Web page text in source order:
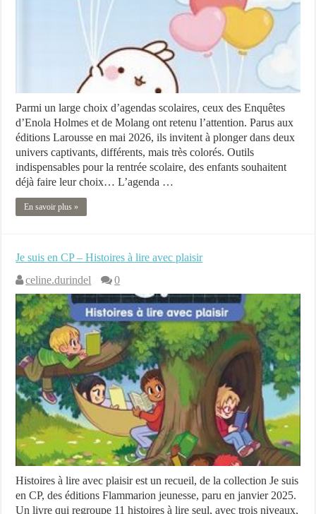
Parmi un large choix d’agendas scolaires, ceux des Enquêtes
d’Enola Holmes et de Molang ont retenu l’attention. Parus aux
éditions Larousse en mai 2026, ils invitent à plonger dans deux
univers captivants, différents, mais très colorés. Outils
indispensables pour la rentrée scolaire, des enfants souhaitent
déjà faire leur choix… L’agenda …
En savoir plus »
Je suis en CP – Histoires à lire avec plaisir
celine.durindel
0
Histoires à lire avec plaisir est un recueil, de la collection Je suis
en CP, des éditions Flammarion jeunesse, paru en janvier 2025.
Un livre qui regroupe 11 histoires à lire seul, avec trois niveaux,